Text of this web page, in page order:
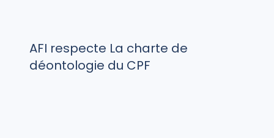
AFI respecte La charte de
déontologie du CPF